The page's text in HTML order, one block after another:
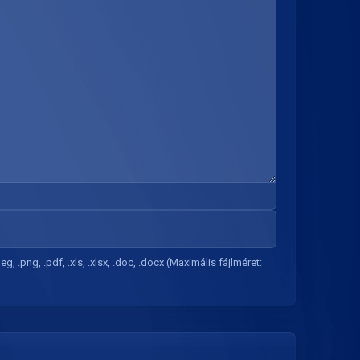
.png, .pdf, .xls, .xlsx, .doc, .docx (Maximális fájlméret: